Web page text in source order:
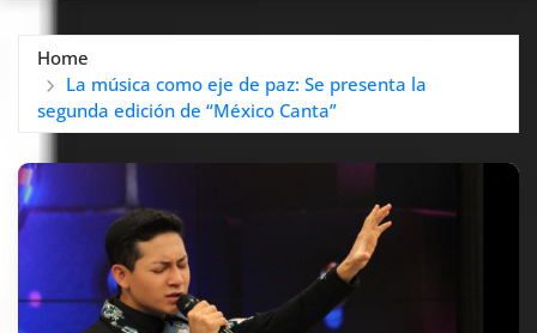
Home
La música como eje de paz: Se presenta la
segunda edición de “México Canta”